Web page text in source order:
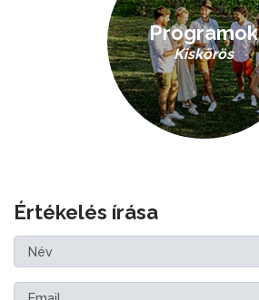
Programok
Kiskőrös
Értékelés írása